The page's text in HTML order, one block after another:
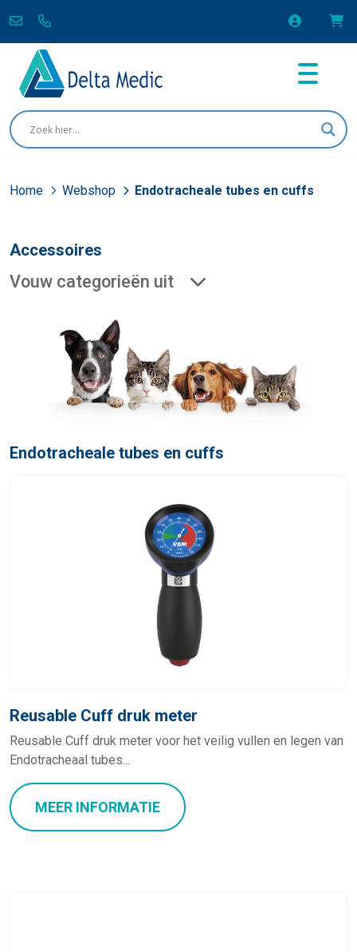
Home Webshop Endotracheale tubes en cuffs
Accessoires
Vouw categorieën uit
Endotracheale tubes en cuffs
Reusable Cuff druk meter
Reusable Cuff druk meter voor het veilig vullen en legen van
Endotracheaal tubes...
MEER INFORMATIE